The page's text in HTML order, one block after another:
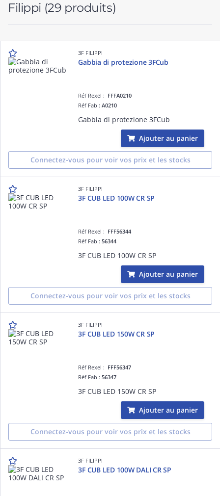
Filippi (29 produits)
3F FILIPPI
Gabbia di protezione 3FCub
Réf Rexel : FFFA0210
Réf Fab :A0210
Gabbia di protezione 3FCub
Ajouter au panier
Connectez-vous pour voir vos prix et les stocks
3F FILIPPI
3F CUB LED 100W CR SP
Réf Rexel : FFF56344
Réf Fab :56344
3F CUB LED 100W CR SP
Ajouter au panier
Connectez-vous pour voir vos prix et les stocks
3F FILIPPI
3F CUB LED 150W CR SP
Réf Rexel : FFF56347
Réf Fab :56347
3F CUB LED 150W CR SP
Ajouter au panier
Connectez-vous pour voir vos prix et les stocks
3F FILIPPI
3F CUB LED 100W DALI CR SP